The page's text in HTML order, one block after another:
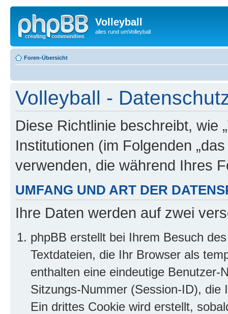
Volleyball
alles rund umVolleyball
Foren-Übersicht
Volleyball -
Diese Richtlinie beschreibt, wie
Institutionen (im Folgenden
verwenden, die während Ihres
UMFANG UND ART DER
Ihre Daten werden auf zwei
phpBB erstellt bei Ihrem Besuch
Textdateien, die Ihr Browser als
enthalten eine eindeutige
Sitzungs-Nummer (Session-ID), die
Ein drittes Cookie wird erstellt,